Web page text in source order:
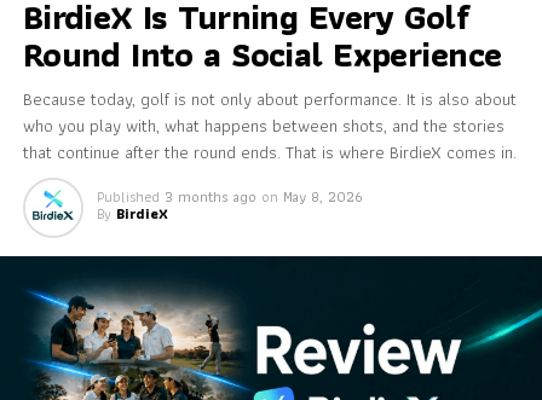
BirdieX Is Turning Every Golf
Round Into a Social Experience
Because today, golf is not only about performance. It is also about
who you play with, what happens between shots, and the stories
that continue after the round ends. That is where BirdieX comes in.
Published 3 months ago on May 8, 2026
By BirdieX